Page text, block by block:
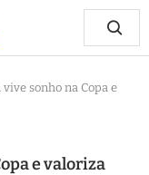
sonho na Copa e
e valoriza